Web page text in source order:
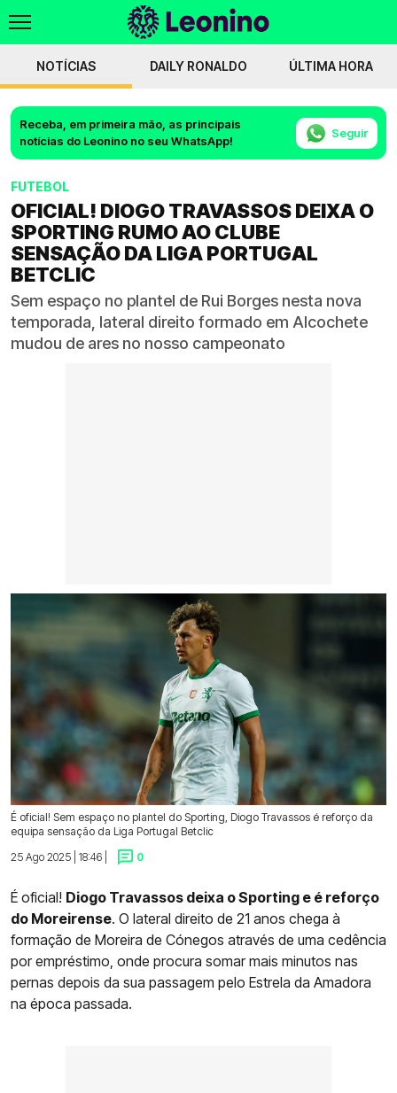
NOTÍCIAS DAILY RONALDO ÚLTIMA HORA
Receba, em primeira mão, as principais
notícias do Leonino no seu WhatsApp!
Seguir
FUTEBOL
OFICIAL! DIOGO TRAVASSOS DEIXA O
SPORTING RUMO AO CLUBE
SENSAÇÃO DA LIGA PORTUGAL
BETCLIC
Sem espaço no plantel de Rui Borges nesta nova
temporada, lateral direito formado em Alcochete
mudou de ares no nosso campeonato
É oficial! Sem espaço no plantel do Sporting, Diogo Travassos é reforço da
equipa sensação da Liga Portugal Betclic
25 Ago 2025 | 18:46 |
0
É oficial! Diogo Travassos deixa o Sporting e é reforço
do Moreirense. O lateral direito de 21 anos chega à
formação de Moreira de Cónegos através de uma cedência
por empréstimo, onde procura somar mais minutos nas
pernas depois da sua passagem pelo Estrela da Amadora
na época passada.